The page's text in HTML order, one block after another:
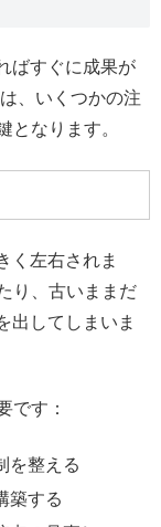
ばすぐに成果が
、いくつかの注
となります。
く左右されま
り、古いままだ
出してしまいま
です：
を整える
築する